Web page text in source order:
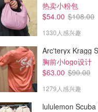
热卖小粉包
$54.00 $108.00
1330人感兴趣
胸前小logo设计
$63.00 $90.00
1279人感兴趣